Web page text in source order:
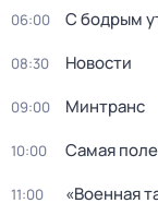
06:00 С бодрым
08:30 Новости
09:00 Минтранс
10:00 Самая
11:00 «Военная